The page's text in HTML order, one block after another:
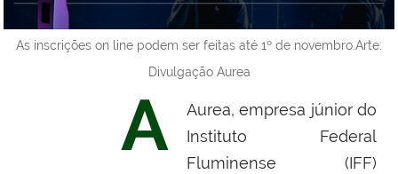
As inscrições on line podem ser feitas até 1º de novembro.Arte:
Divulgação Aurea
A
Aurea, empresa júnior do
Instituto Federal
Fluminense (IFF)